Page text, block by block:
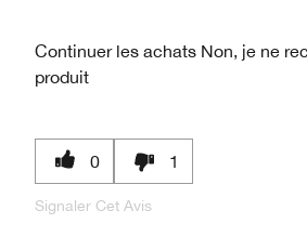
Continuer les achats Non, je ne
produit
0 1
Signaler Cet Avis